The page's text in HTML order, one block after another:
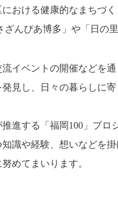
おける健康的なまちづ
ざんぴあ博多」や「日の
イベントの開催などを
見し、日々の暮らしに
進する「福岡100」プロ
識や経験、想いなどを
めてまいります。